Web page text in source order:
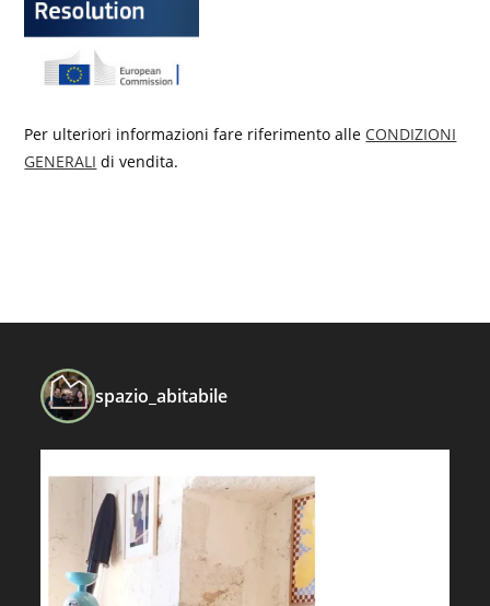
Per ulteriori informazioni fare riferimento alle CONDIZIONI
GENERALI di vendita.
spazio_abitabile